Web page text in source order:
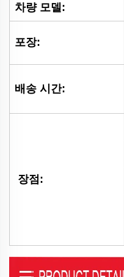
차량 모델:
포장:
배송 시간:
장점: